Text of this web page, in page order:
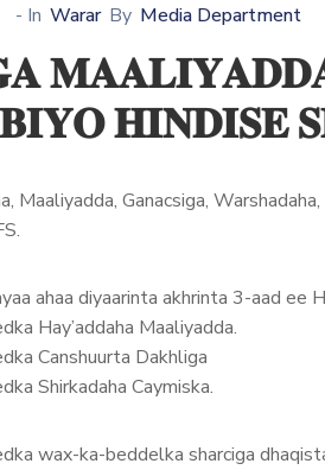
- In Warar By Media Department
𝐇𝐈𝐍𝐃𝐈𝐒𝐄
Maaliyadda, Ganacsiga,
ahaa diyaarinta akhrinta 3-aad ee
Hay’addaha Maaliyadda.
Canshuurta Dakhliga
Shirkadaha Caymiska.
wax-ka-beddelka sharciga